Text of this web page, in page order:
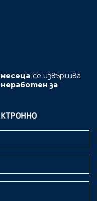
се извършва
неработен за